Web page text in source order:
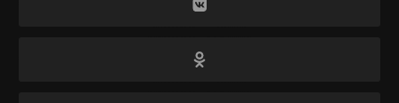
использовать оружие и специальные средства,
также применять методы радиоэлектронной